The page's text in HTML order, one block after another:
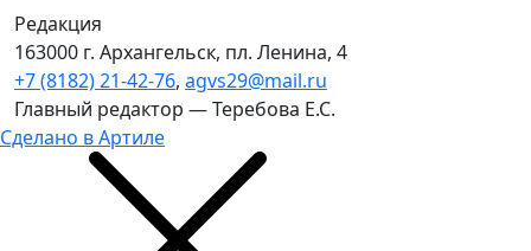
Редакция
163000 г. Архангельск, пл. Ленина, 4
+7 (8182) 21-42-76, agvs29@mail.ru
Главный редактор — Теребова Е.С.
Сделано в Артиле